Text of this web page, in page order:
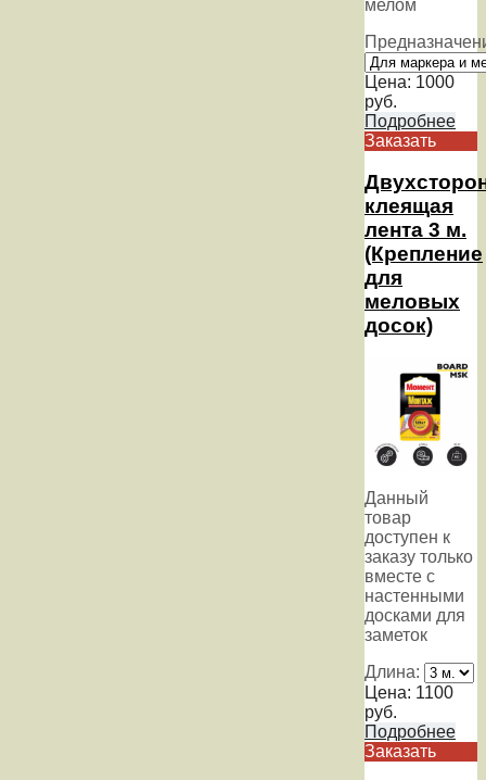
мелом
Цена: 1000
руб.
Подробнее
Заказать
клеящая
лента 3 м.
(Крепление
для
меловых
досок)
Данный
товар
доступен к
заказу только
вместе с
настенными
досками для
заметок
Длина:
Цена: 1100
руб.
Подробнее
Заказать